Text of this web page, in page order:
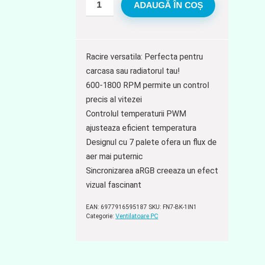
ADAUGĂ ÎN COȘ
Racire versatila: Perfecta pentru
carcasa sau radiatorul tau!
600-1800 RPM permite un control
precis al vitezei
Controlul temperaturii PWM
ajusteaza eficient temperatura
Designul cu 7 palete ofera un flux de
aer mai puternic
Sincronizarea aRGB creeaza un efect
vizual fascinant
EAN: 6977916595187 SKU: FN7-BK-1IN1
Categorie: Ventilatoare PC